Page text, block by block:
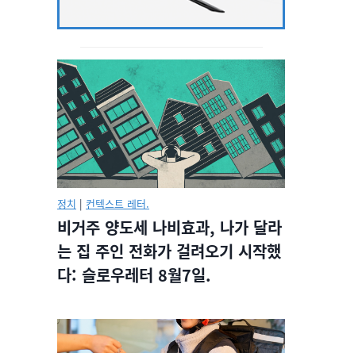
정치 | 컨텍스트 레터.
비거주 양도세 나비효과, 나가 달라
는 집 주인 전화가 걸려오기 시작했
다: 슬로우레터 8월7일.